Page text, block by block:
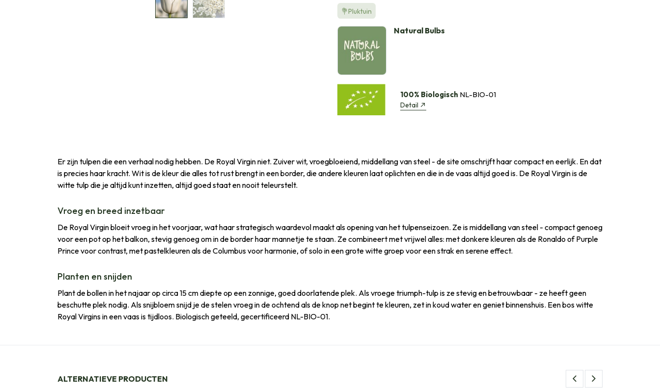
💐Pluktuin
Natural Bulbs
100% Biologisch NL-BIO-01
Detail
Er zijn tulpen die een verhaal nodig hebben. De Royal Virgin niet. Zuiver wit, vroegbloeiend, middellang van steel - de site omschrijft haar compact en eerlijk. En dat
is precies haar kracht. Wit is de kleur die alles tot rust brengt in een border, die andere kleuren laat oplichten en die in de vaas altijd goed is. De Royal Virgin is de
witte tulp die je altijd kunt inzetten, altijd goed staat en nooit teleurstelt.
Vroeg en breed inzetbaar
De Royal Virgin bloeit vroeg in het voorjaar, wat haar strategisch waardevol maakt als opening van het tulpenseizoen. Ze is middellang van steel - compact genoeg
voor een pot op het balkon, stevig genoeg om in de border haar mannetje te staan. Ze combineert met vrijwel alles: met donkere kleuren als de Ronaldo of Purple
Prince voor contrast, met pastelkleuren als de Columbus voor harmonie, of solo in een grote witte groep voor een strak en serene effect.
Planten en snijden
Plant de bollen in het najaar op circa 15 cm diepte op een zonnige, goed doorlatende plek. Als vroege triumph-tulp is ze stevig en betrouwbaar - ze heeft geen
beschutte plek nodig. Als snijbloem snijd je de stelen vroeg in de ochtend als de knop net begint te kleuren, zet in koud water en geniet binnenshuis. Een bos witte
Royal Virgins in een vaas is tijdloos. Biologisch geteeld, gecertificeerd NL-BIO-01.
ALTERNATIEVE PRODUCTEN